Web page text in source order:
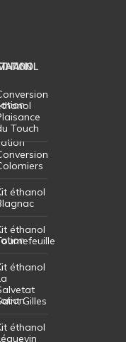
Touch
éthanol
éthanol
éthanol
Gilles
éthanol